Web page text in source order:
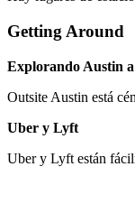
Getting Around
Explorando Austin
Outsite Austin está
Uber y Lyft
Uber y Lyft están